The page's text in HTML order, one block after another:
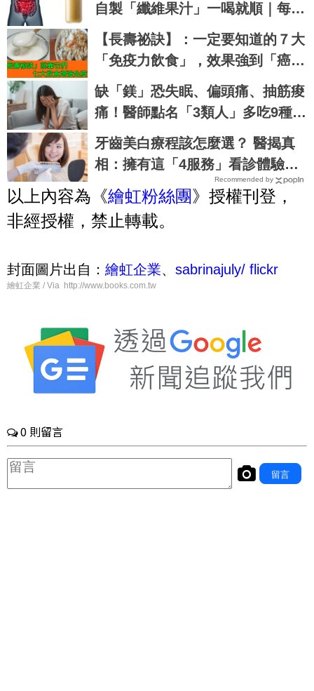
自製「纖維果汁」一喝就順｜每日
健康 Health
【長壽祕訣】：一定要知道的７大
「免疫力飲食」，效果強到「癌
症」、心臟病、糖尿病都怕！｜每
日健康Health
缺「鎂」恐失眠、偏頭痛、抽筋痠
痛！醫師點名「3類人」多吃9種食
物
牙齒美白療程該怎麼選？ 醫揭真
相：擁有這「4服務」看診體驗差
超大
Recommended by
以上內容為《繪虹粉絲團》授權刊登，
非經授權，禁止轉載。
封面圖片出自： 繪虹企業、 sabrinajuly/ flickr
繪虹企業 / Via http://www.books.com.tw